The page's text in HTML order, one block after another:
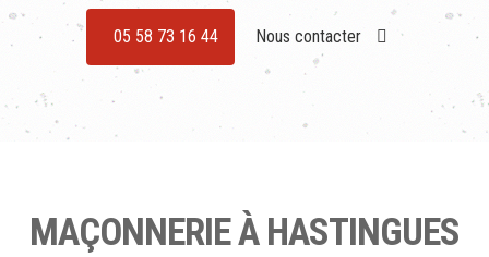
05 58 73 16 44 Nous contacter
MAÇONNERIE À HASTINGUES